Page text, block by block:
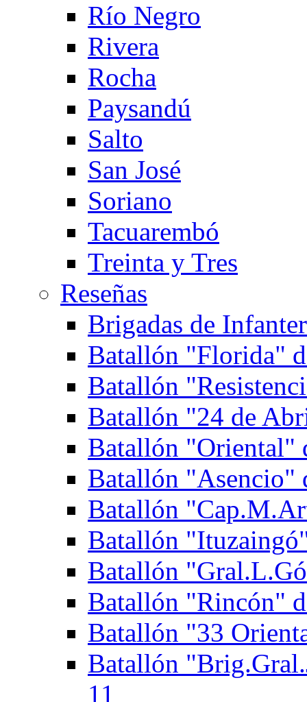
Río Negro
Rivera
Rocha
Paysandú
Salto
San José
Soriano
Tacuarembó
Treinta y Tres
Reseñas
Brigadas de
Batallón "Florida"
Batallón
Batallón "24 de
Batallón "Oriental"
Batallón "Asencio"
Batallón
Batallón
Batallón
Batallón "Rincón"
Batallón "33
Batallón
11